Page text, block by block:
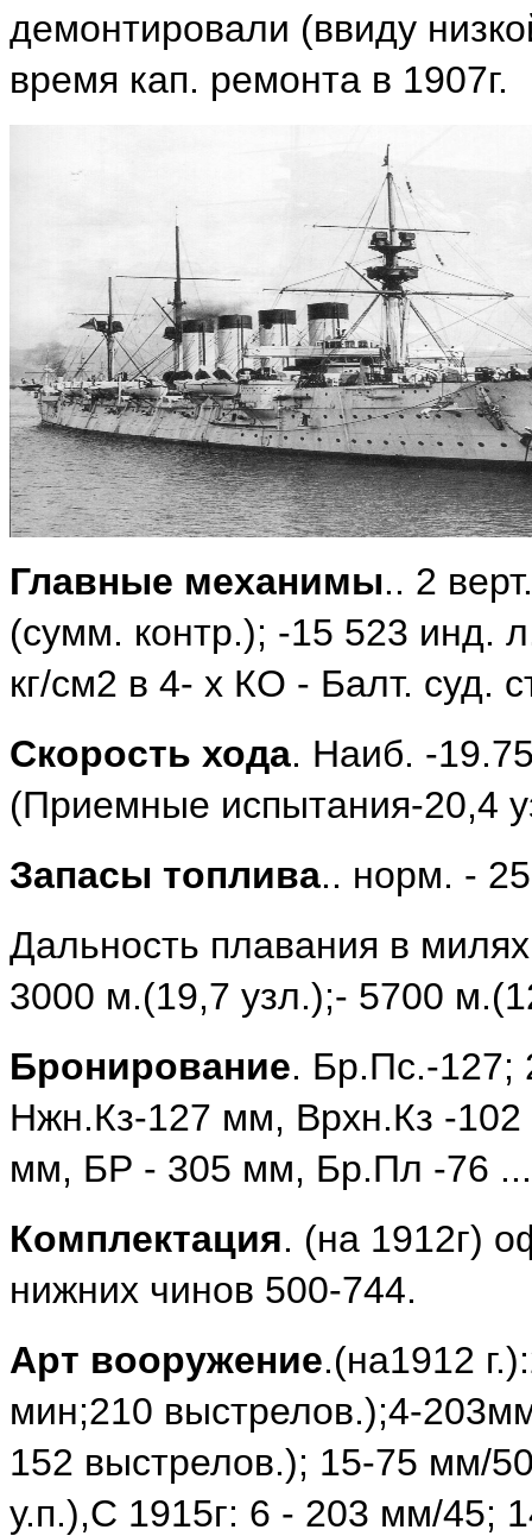
демонтировали (ввиду
время кап. ремонта в 1907г.
Главные механимы.. 2
(сумм. контр.); -15 523 инд.
кг/см2 в 4- х КО - Балт. суд.
Скорость хода. Наиб. -
(Приемные испытания-20,4
Запасы топлива.. норм. -
Дальность плавания в
3000 м.(19,7 узл.);- 5700
Бронирование. Бр.Пс.-127;
Нжн.Кз-127 мм, Врхн.Кз -
мм, БР - 305 мм, Бр.Пл -76
Комплектация. (на 1912г)
нижних чинов 500-744.
Арт вооружение.(на1912
мин;210 выстрелов.);4-
152 выстрелов.); 15-75 мм/
у.п.),С 1915г: 6 - 203 мм/45;